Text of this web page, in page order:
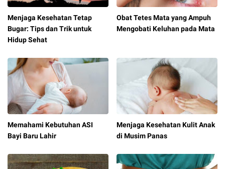
Menjaga Kesehatan Tetap
Bugar: Tips dan Trik untuk
Hidup Sehat
Obat Tetes Mata yang Ampuh
Mengobati Keluhan pada Mata
Memahami Kebutuhan ASI
Bayi Baru Lahir
Menjaga Kesehatan Kulit Anak
di Musim Panas